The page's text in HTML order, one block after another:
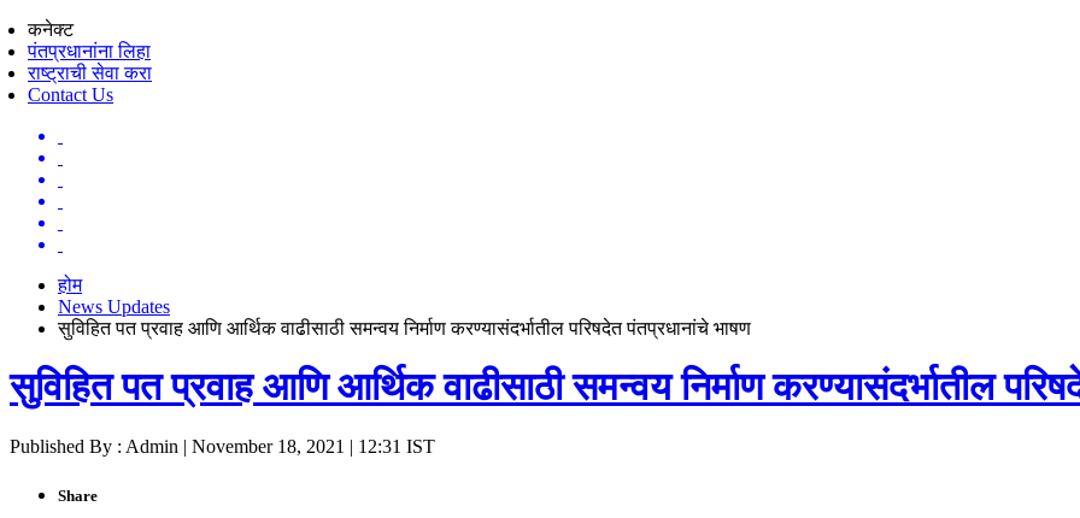
कनेक्ट
पंतप्रधानांना लिहा
राष्ट्राची सेवा करा
Contact Us
होम
News Updates
सुविहित पत प्रवाह आणि आर्थिक वाढीसाठी समन्वय निर्माण करण्यासंदर्भातील परिषदेत पंतप्रधानांचे भाषण
सुविहित पत प्रवाह आणि आर्थिक वाढीसाठी समन्वय निर्माण करण्यासंदर्भातील
Published By : Admin | November 18, 2021 | 12:31 IST
Share